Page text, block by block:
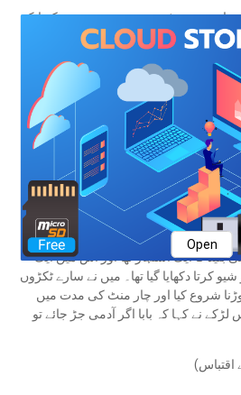
شاید میں نے ٹی وی پر ہی سنی ہے کہ ایک
کی اس کاپی کے ٹکڑے ٹکڑے کردیئے جس میں
بلایا اور اس سے کہا کہ لو بھئی یہ دنیا
اس کو جوڑ کر دکھاؤ۔ اب وہ بیچارہ تمام
کیونکہ اب سارے ملکوں کے بارے میں کہ
عمر کا آدمی بھی نہیں جانتا ہے۔ وہ
لیکن کچھ دیر بعد اس نے تمام کا تمام نقشہ
کو دے دیا۔ اس کا باپ بڑ ا حیران ہوا
بتا کیونکہ اگر مجھے اس نقشے کو جوڑنا
میں نے دنیا کا نقشہ نہیں جوڑا بلکہ
کا ایک اشتہار تھا اور اس میں ایک
کرتا دکھایا گیا تھا۔ میں نے سارے ٹکڑوں
شروع کیا اور چار منٹ کی مدت میں
نے کہا کہ بابا اگر آدمی جڑ جائے تو
Open